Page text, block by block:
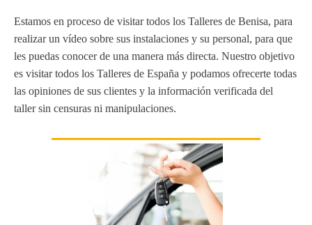
Estamos en proceso de visitar todos los Talleres de Benisa, para
realizar un vídeo sobre sus instalaciones y su personal, para que
les puedas conocer de una manera más directa. Nuestro objetivo
es visitar todos los Talleres de España y podamos ofrecerte todas
las opiniones de sus clientes y la información verificada del
taller sin censuras ni manipulaciones.